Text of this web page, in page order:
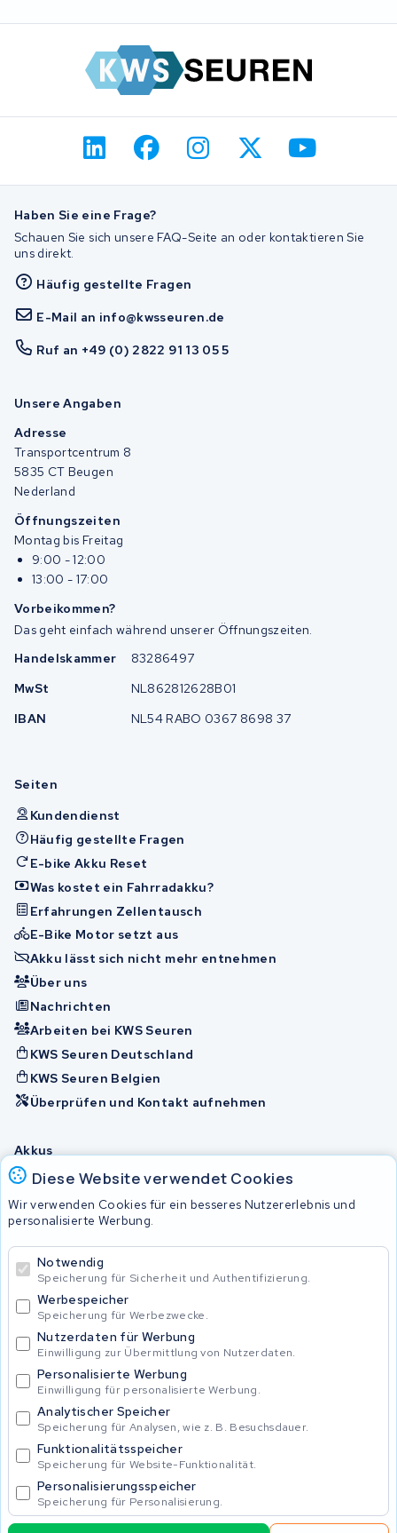
Diese Website verwendet Cookies
Wir verwenden Cookies für ein besseres Nutzererlebnis und
personalisierte Werbung.
Notwendig
Speicherung für Sicherheit und Authentifizierung.
Werbespeicher
Speicherung für Werbezwecke.
Nutzerdaten für Werbung
Einwilligung zur Übermittlung von Nutzerdaten.
Personalisierte Werbung
Einwilligung für personalisierte Werbung.
Analytischer Speicher
Speicherung für Analysen, wie z. B. Besuchsdauer.
Funktionalitätsspeicher
Speicherung für Website-Funktionalität.
Personalisierungsspeicher
Speicherung für Personalisierung.
Haben Sie eine Frage?
Schauen Sie sich unsere FAQ-Seite an oder kontaktieren Sie
uns direkt.
Häufig gestellte Fragen
E-Mail an info@kwsseuren.de
Ruf an +49 (0) 2822 91 13 05 5
Unsere Angaben
Adresse
Transportcentrum 8
5835 CT Beugen
Nederland
Öffnungszeiten
Montag bis Freitag
9:00 - 12:00
13:00 - 17:00
Vorbeikommen?
Das geht einfach während unserer Öffnungszeiten.
Handelskammer
83286497
MwSt
NL862812628B01
IBAN
NL54 RABO 0367 8698 37
Seiten
Kundendienst
Häufig gestellte Fragen
E-bike Akku Reset
Was kostet ein Fahrradakku?
Erfahrungen Zellentausch
E-Bike Motor setzt aus
Akku lässt sich nicht mehr entnehmen
Über uns
Nachrichten
Arbeiten bei KWS Seuren
KWS Seuren Deutschland
KWS Seuren Belgien
Überprüfen und Kontakt aufnehmen
Akkus
© 2026 KWS Seuren
Privacy Policy